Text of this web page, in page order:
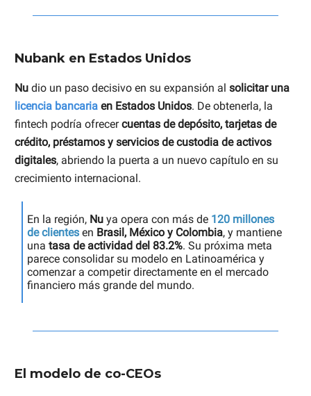
Nubank en Estados Unidos
Nu dio un paso decisivo en su expansión al solicitar una
licencia bancaria en Estados Unidos. De obtenerla, la
fintech podría ofrecercuentas de depósito, tarjetas de
crédito, préstamos y servicios de custodia de activos
digitales, abriendo la puerta a un nuevo capítulo en su
crecimiento internacional.
En la región, Nu ya opera con más de 120 millones
de clientes en Brasil, México y Colombia, y mantiene
una tasa de actividad del 83.2%. Su próxima meta
parece consolidar su modelo en Latinoamérica y
comenzar a competir directamente en el mercado
financiero más grande del mundo.
El modelo de co-CEOs